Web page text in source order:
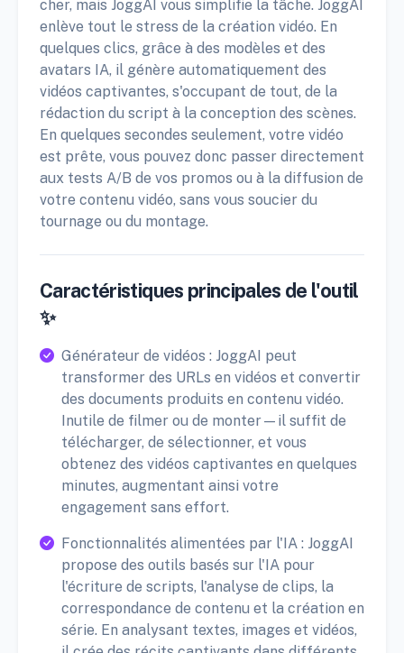
cher, mais JoggAI vous simplifie la tâche. JoggAI
enlève tout le stress de la création vidéo. En
quelques clics, grâce à des modèles et des
avatars IA, il génère automatiquement des
vidéos captivantes, s'occupant de tout, de la
rédaction du script à la conception des scènes.
En quelques secondes seulement, votre vidéo
est prête, vous pouvez donc passer directement
aux tests A/B de vos promos ou à la diffusion de
votre contenu vidéo, sans vous soucier du
tournage ou du montage.
Caractéristiques principales de l'outil
✨
Générateur de vidéos : JoggAI peut
transformer des URLs en vidéos et convertir
des documents produits en contenu vidéo.
Inutile de filmer ou de monter—il suffit de
télécharger, de sélectionner, et vous
obtenez des vidéos captivantes en quelques
minutes, augmentant ainsi votre
engagement sans effort.
Fonctionnalités alimentées par l'IA : JoggAI
propose des outils basés sur l'IA pour
l'écriture de scripts, l'analyse de clips, la
correspondance de contenu et la création en
série. En analysant textes, images et vidéos,